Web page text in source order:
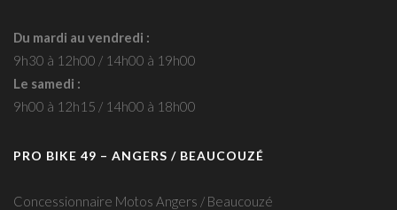
Du mardi au vendredi :
9h30 à 12h00 / 14h00 à 19h00
Le samedi :
9h00 à 12h15 / 14h00 à 18h00
PRO BIKE 49 – ANGERS / BEAUCOUZÉ
Concessionnaire Motos Angers / Beaucouzé